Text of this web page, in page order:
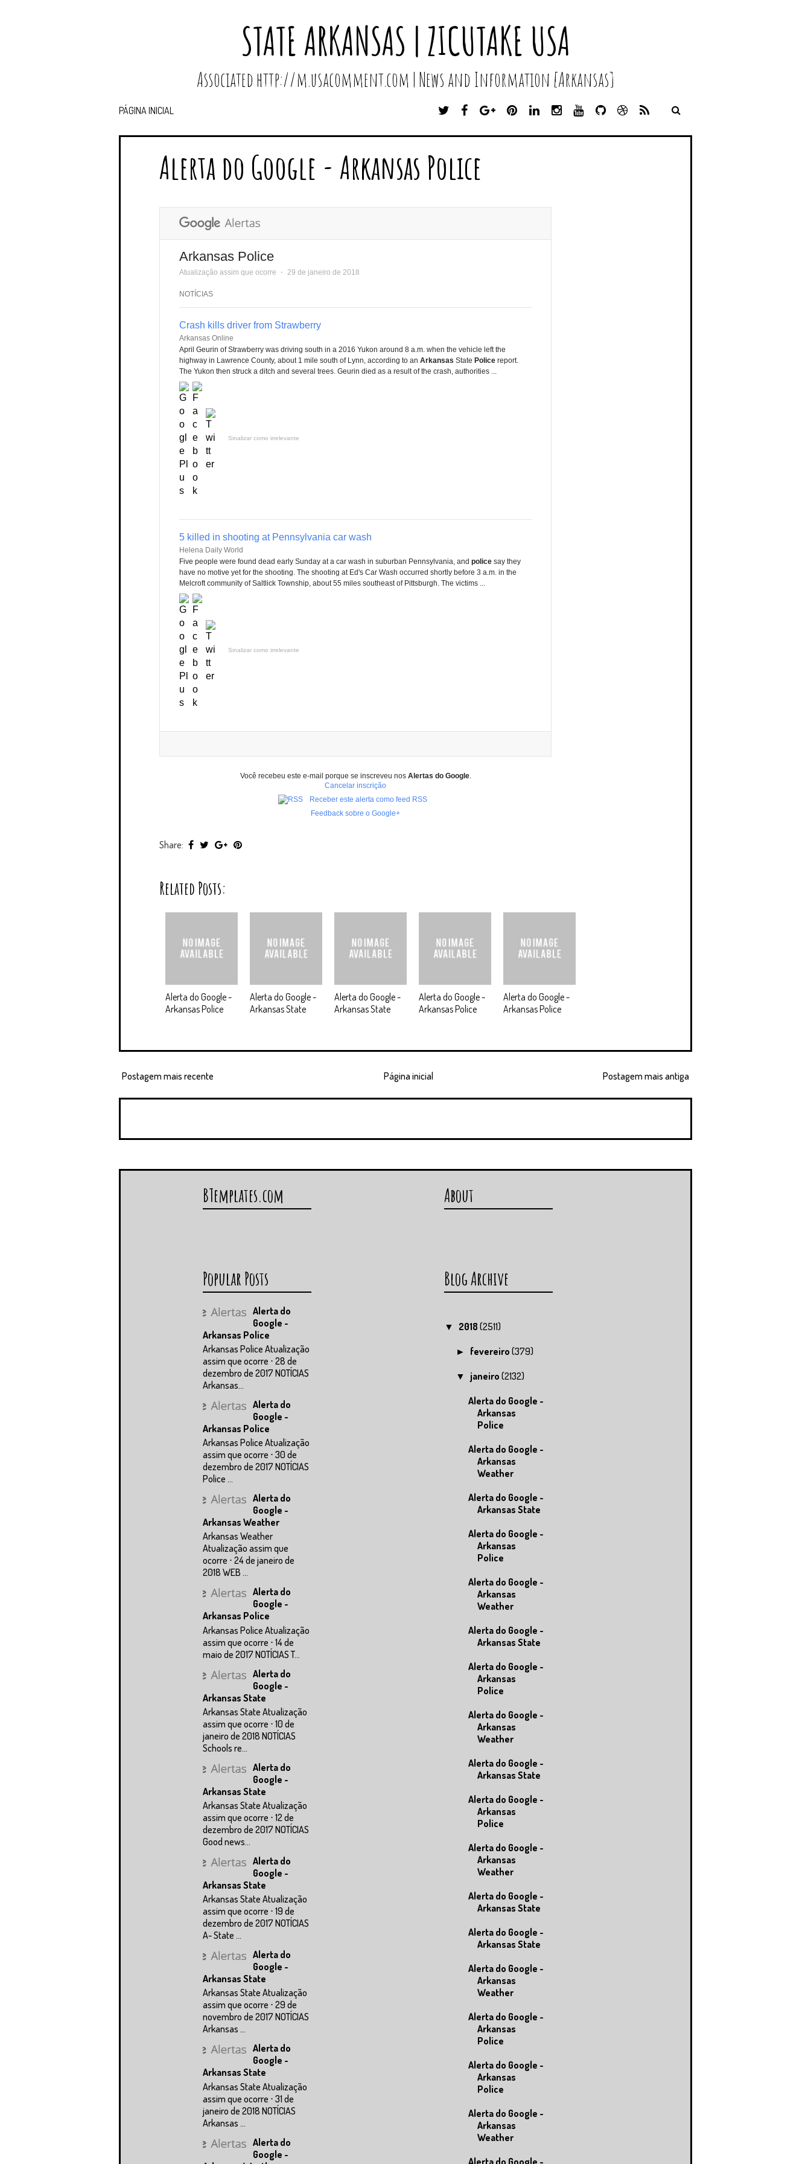
STATE ARKANSAS | ZICUTAKE USA
Associated http://m.usacomment.com | News and Information [Arkansas]
PÁGINA INICIAL
T
I
T
R
F
C
B
O
O
G
O
U
P
N
T
L
N
S
Y
U
G
T
D
I
S
Alerta do Google - Arkansas Police
Arkansas Police
Atualização assim que ocorre ⋅ 29 de janeiro de 2018
NOTÍCIAS
Crash kills driver from Strawberry
Arkansas Online
April Geurin of Strawberry was driving south in a 2016 Yukon around 8 a.m. when the vehicle left the
highway in Lawrence County, about 1 mile south of Lynn, according to an Arkansas State Police report.
The Yukon then struck a ditch and several trees. Geurin died as a result of the crash, authorities ...
Sinalizar como irrelevante
5 killed in shooting at Pennsylvania car wash
Helena Daily World
Five people were found dead early Sunday at a car wash in suburban Pennsylvania, and police say they
have no motive yet for the shooting. The shooting at Ed's Car Wash occurred shortly before 3 a.m. in the
Melcroft community of Saltlick Township, about 55 miles southeast of Pittsburgh. The victims ...
Sinalizar como irrelevante
Você recebeu este e-mail porque se inscreveu nos Alertas do Google.
Cancelar inscrição
Receber este alerta como feed RSS
Feedback sobre o Google+
Share:
Related Posts:
Alerta do Google -
Arkansas Police
Alerta do Google -
Arkansas State
Alerta do Google -
Arkansas State
Alerta do Google -
Arkansas Police
Alerta do Google -
Arkansas Police
Postagem mais recente Postagem mais antiga
Página inicial
BTemplates.com About
Popular Posts
Alerta do
Google -
Arkansas Police
Arkansas Police Atualização
assim que ocorre ⋅ 28 de
dezembro de 2017 NOTÍCIAS
Arkansas...
Alerta do
Google -
Arkansas Police
Arkansas Police Atualização
assim que ocorre ⋅ 30 de
dezembro de 2017 NOTÍCIAS
Police ...
Alerta do
Google -
Arkansas Weather
Arkansas Weather
Atualização assim que
ocorre ⋅ 24 de janeiro de
2018 WEB ...
Alerta do
Google -
Arkansas Police
Arkansas Police Atualização
assim que ocorre ⋅ 14 de
maio de 2017 NOTÍCIAS T...
Alerta do
Google -
Arkansas State
Arkansas State Atualização
assim que ocorre ⋅ 10 de
janeiro de 2018 NOTÍCIAS
Schools re...
Alerta do
Google -
Arkansas State
Arkansas State Atualização
assim que ocorre ⋅ 12 de
dezembro de 2017 NOTÍCIAS
Good news...
Alerta do
Google -
Arkansas State
Arkansas State Atualização
assim que ocorre ⋅ 19 de
dezembro de 2017 NOTÍCIAS
A- State ...
Alerta do
Google -
Arkansas State
Arkansas State Atualização
assim que ocorre ⋅ 29 de
novembro de 2017 NOTÍCIAS
Arkansas ...
Alerta do
Google -
Arkansas State
Arkansas State Atualização
assim que ocorre ⋅ 31 de
janeiro de 2018 NOTÍCIAS
Arkansas ...
Alerta do
Google -
Blog Archive
▼ 2018 (2511)
► fevereiro(379)
▼ janeiro(2132)
Alerta do Google -
Arkansas
Police
Alerta do Google -
Arkansas
Weather
Alerta do Google -
Arkansas State
Alerta do Google -
Arkansas
Police
Alerta do Google -
Arkansas
Weather
Alerta do Google -
Arkansas State
Alerta do Google -
Arkansas
Police
Alerta do Google -
Arkansas
Weather
Alerta do Google -
Arkansas State
Alerta do Google -
Arkansas
Police
Alerta do Google -
Arkansas
Weather
Alerta do Google -
Arkansas State
Alerta do Google -
Arkansas State
Alerta do Google -
Arkansas
Weather
Alerta do Google -
Arkansas
Police
Alerta do Google -
Arkansas
Police
Alerta do Google -
Arkansas
Weather
Alerta do Google -